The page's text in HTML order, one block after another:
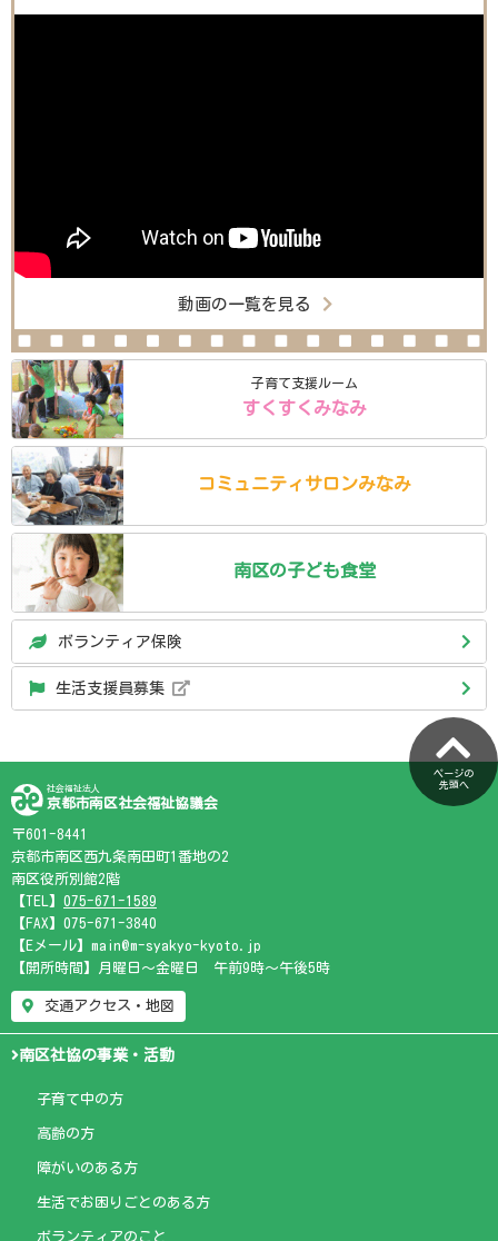
動画の一覧を見る
子育て支援ルーム
すくすくみなみ
コミュニティ サロンみなみ
南区の子ども食堂
ボランティア保険
生活支援員募集
ページの
先頭へ
社会福祉法人
京都市南区社会福祉協議会
〒601-8441
京都市南区西九条南田町1番地の2
南区役所別館2階
【TEL】 075-671-1589
【FAX】075-671-3840
【Eメール】main@m-syakyo-kyoto.jp
【開所時間】月曜日～金曜日 午前9時～午後5時
交通アクセス・地図
南区社協の事業・活動
子育て中の方
高齢の方
障がいのある方
生活でお困りごとのある方
ボランティアのこと